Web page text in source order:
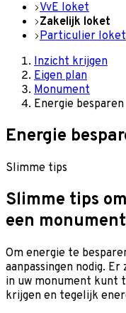
VvE loket
Zakelijk loket
Particulier loket
Inzicht krijgen
Eigen plan
Monument
Energie besparen
Energie
Slimme tips
Slimme tips
een monument
Om energie te
aanpassingen nodig.
in uw monument kunt
krijgen en tegelijk